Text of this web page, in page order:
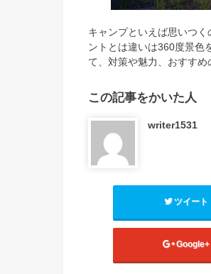
キャンプといえば思いつ
ントとは違いは360度景色
て、対策や魅力、おすすめ
この記事をかいた人
writer1531
ツイート
Google+